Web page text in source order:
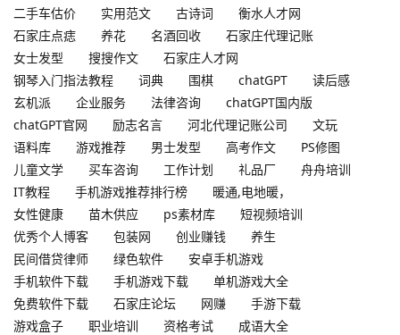
二手车估价
实用范文 古诗词
衡水人才网
石家庄点痣
养花 名酒回收
石家庄代理记账
女士发型
搜搜作文
石家庄人才网
钢琴入门指法教程
词典 围棋 chatGPT
读后感
玄机派
企业服务 法律咨询
chatGPT国内版
chatGPT官网
励志名言 河北代理记账公司
文玩
语料库
游戏推荐 男士发型 高考作文
PS修图
儿童文学
买车咨询 工作计划 礼品厂
舟舟培训
IT教程
手机游戏推荐排行榜
暖通,电地暖，
女性健康
苗木供应 ps素材库
短视频培训
优秀个人博客
包装网 创业赚钱
养生
民间借贷律师
绿色软件
安卓手机游戏
手机软件下载
手机游戏下载
单机游戏大全
免费软件下载
石家庄论坛 网赚
手游下载
游戏盒子
职业培训 资格考试
成语大全